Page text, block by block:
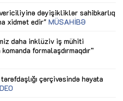
dəyişikliklər sahibkarlıq
xidmət edir" MÜSAHİBƏ
daha inklüziv iş mühiti
formalaşdırmaqdır”
çərçivəsində həyata